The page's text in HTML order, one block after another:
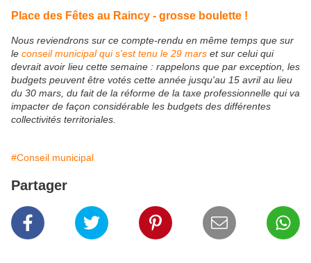
Place des Fêtes au Raincy - grosse boulette !
Nous reviendrons sur ce compte-rendu en même temps que sur
le conseil municipal qui s'est tenu le 29 mars et sur celui qui
devrait avoir lieu cette semaine : rappelons que par exception, les
budgets peuvent être votés cette année jusqu'au 15 avril au lieu
du 30 mars, du fait de la réforme de la taxe professionnelle qui va
impacter de façon considérable les budgets des différentes
collectivités territoriales.
#Conseil municipal
Partager